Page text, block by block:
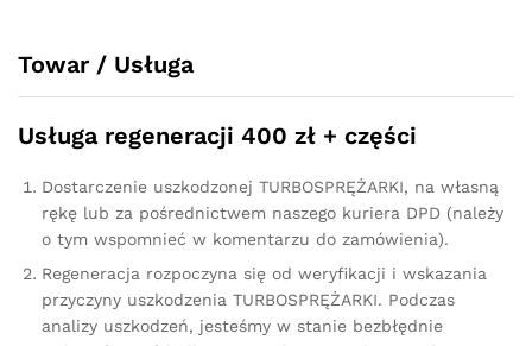
Towar / Usługa
Usługa regeneracji 400 zł + części
Dostarczenie uszkodzonej TURBOSPRĘŻARKI, na własną
rękę lub za pośrednictwem naszego kuriera DPD (należy
o tym wspomnieć w komentarzu do zamówienia).
Regeneracja rozpoczyna się od weryfikacji i wskazania
przyczyny uszkodzenia TURBOSPRĘŻARKI. Podczas
analizy uszkodzeń, jesteśmy w stanie bezbłędnie